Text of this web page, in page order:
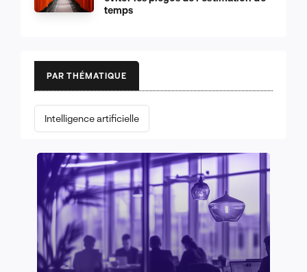
temps
PAR THÉMATIQUE
Intelligence artificielle